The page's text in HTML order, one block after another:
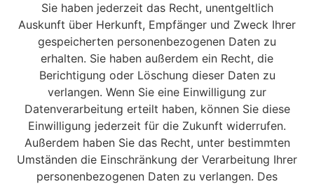
Sie haben jederzeit das Recht, unentgeltlich
Auskunft über Herkunft, Empfänger und Zweck Ihrer
gespeicherten personenbezogenen Daten zu
erhalten. Sie haben außerdem ein Recht, die
Berichtigung oder Löschung dieser Daten zu
verlangen. Wenn Sie eine Einwilligung zur
Datenverarbeitung erteilt haben, können Sie diese
Einwilligung jederzeit für die Zukunft widerrufen.
Außerdem haben Sie das Recht, unter bestimmten
Umständen die Einschränkung der Verarbeitung Ihrer
personenbezogenen Daten zu verlangen. Des